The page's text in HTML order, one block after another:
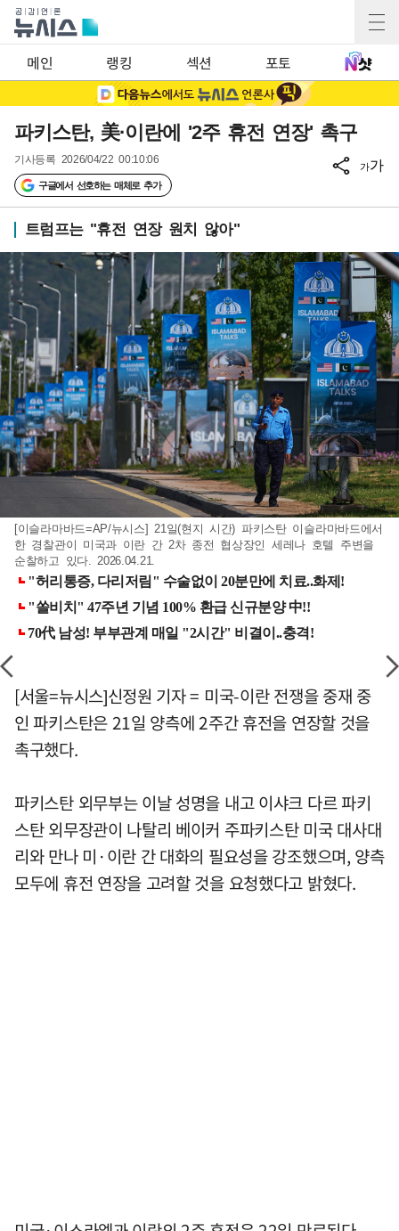
메인 랭킹 섹션 포토
파키스탄, 美·이란에 '2주 휴전 연장' 촉구
기사등록 2026/04/22 00:10:06
구글에서 선호하는 매체로 추가
가가
트럼프는 "휴전 연장 원치 않아"
[이슬라마바드=AP/뉴시스] 21일(현지 시간) 파키스탄 이슬라마바드에서
한 경찰관이 미국과 이란 간 2차 종전 협상장인 세레나 호텔 주변을
순찰하고 있다. 2026.04.21.
[서울=뉴시스]신정원 기자 = 미국-이란 전쟁을 중재 중
인 파키스탄은 21일 양측에 2주간 휴전을 연장할 것을
촉구했다.
파키스탄 외무부는 이날 성명을 내고 이샤크 다르 파키
스탄 외무장관이 나탈리 베이커 주파키스탄 미국 대사대
리와 만나 미·이란 간 대화의 필요성을 강조했으며, 양측
모두에 휴전 연장을 고려할 것을 요청했다고 밝혔다.